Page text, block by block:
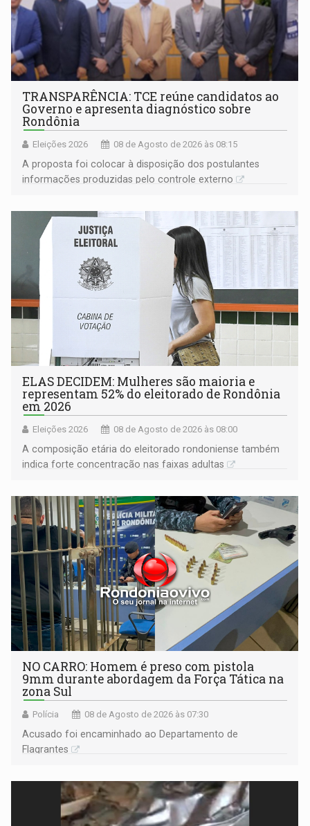
TRANSPARÊNCIA: TCE reúne candidatos ao
Governo e apresenta diagnóstico sobre
Rondônia
Eleições 2026 08 de Agosto de 2026 às 08:15
A proposta foi colocar à disposição dos postulantes
informações produzidas pelo controle externo
ELAS DECIDEM: Mulheres são maioria e
representam 52% do eleitorado de Rondônia
em 2026
Eleições 2026 08 de Agosto de 2026 às 08:00
A composição etária do eleitorado rondoniense também
indica forte concentração nas faixas adultas
NO CARRO: Homem é preso com pistola
9mm durante abordagem da Força Tática na
zona Sul
Polícia 08 de Agosto de 2026 às 07:30
Acusado foi encaminhado ao Departamento de
Flagrantes